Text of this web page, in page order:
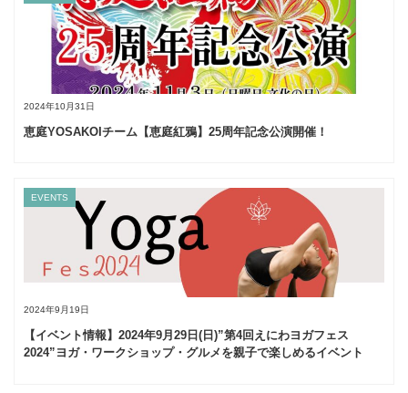
2024年10月31日
恵庭YOSAKOIチーム【恵庭紅鴉】25周年記念公演開催！
2024年9月19日
EVENTS
【イベント情報】2024年9月29日(日)”第4回えにわヨガフェス
2024”ヨガ・ワークショップ・グルメを親子で楽しめるイベント